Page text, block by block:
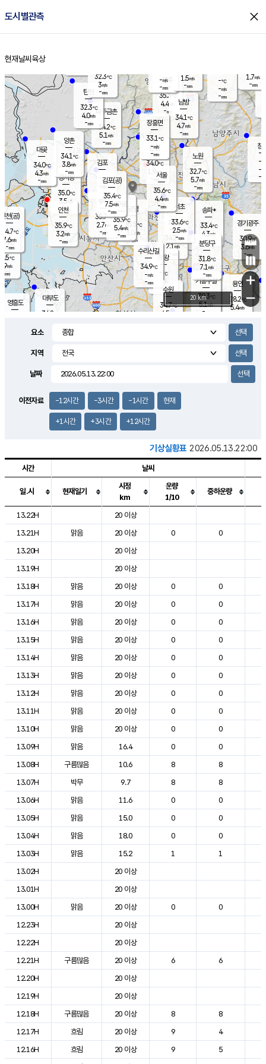
도시별관측 close
홈
현재날씨 육상
의도
℃
m/s
mm
영흥도
양주
35.3℃
4.4
-mm
과천
34.2℃
2.1m/s
- mm
용인
28.2℃
5.4m/s
경기광주
30.9℃
3.6m/s
-mm
6.9m/s
대부도
34.8
경서동
35.0℃
3.5 m/s
-mm
파주금촌
34.2℃
5.1 m/s
-mm
-℃
-m/s
-mm
대곶
34.0℃
4.3m/s
-mm
창
-
-m/
-
탄현
32.3℃
4.0m/s
-mm
1.7m/s
-mm
의왕
- ℃
m/s
mm
김포
- ℃
-m/s
mm
광명
35.5 ℃
3.0 m/s
-mm
부천
35.7℃
2.7m/s
-mm
양촌
34.1℃
3.8m/s
-mm
구로
35.9℃
5.4m/s
-mm
은평
34.0℃
1.9 m/s
- mm
노원
32.7℃
5.7m/s
-mm
송파*
33.4℃
4.3m/s
-mm
서초
33.6℃
2.5m/s
-mm
남방
34.1℃
4.7m/s
-mm
기흥구갈
30.3℃
5.1m/s
-
수리산길
34.9℃
-m/s
-mm
분당구
31.8℃
7.1 m/s
-mm
장흥면
33.1℃
-m/s
-mm
-m/s
-mm
인천(공)
34.7℃
7.6m/s
-mm
김포(공)
35.4℃
7.5m/s
-mm
수원
34.7℃
4.5 m/s
인천
35.9℃
3.2m/s
-mm
서울
35.6℃
4.4m/s
-mm
32.3℃
3m/s
-mm
1.5m/s
-mm
+
−
20 km
요소
지역
날짜
이전자료 -12시간 -3시간 -1시간 현재
+1시간 +3시간 +12시간
기상실황표 2026.05.13.22:00
도시별 기상실황표로 지점, 날씨, 기온, 강수, 바람, 기압등을 안내한 표입
시간 날씨
일.시 현재일기
시정
km
운량
1/10
중하운량
13.22H
20 이상
13.21H
맑음 20 이상 0 0
13.20H
20 이상
13.19H
20 이상
13.18H
맑음 20 이상 0 0
13.17H
맑음 20 이상 0 0
13.16H
맑음 20 이상 0 0
13.15H
맑음 20 이상 0 0
13.14H
맑음 20 이상 0 0
13.13H
맑음 20 이상 0 0
13.12H
맑음 20 이상 0 0
13.11H
맑음 20 이상 0 0
13.10H
맑음 20 이상 0 0
13.09H
맑음 16.4 0 0
13.08H
구름많음 10.6 8 8
13.07H
박무 9.7 8 8
13.06H
맑음 11.6 0 0
13.05H
맑음 15.0 0 0
13.04H
맑음 18.0 0 0
13.03H
맑음 15.2 1 1
13.02H
20 이상
13.01H
20 이상
13.00H
맑음 20 이상 0 0
12.23H
20 이상
12.22H
20 이상
12.21H
구름많음 20 이상 6 6
12.20H
20 이상
12.19H
20 이상
12.18H
구름많음 20 이상 8 8
12.17H
흐림 20 이상 9 4
12.16H
흐림 20 이상 9 5